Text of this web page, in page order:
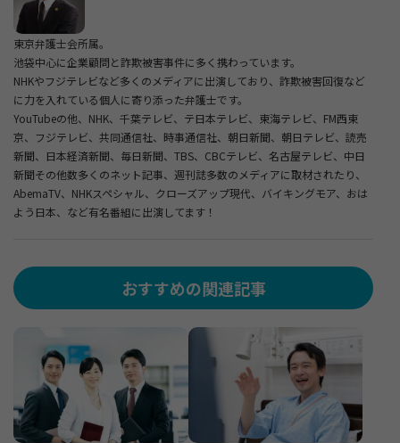
東京弁護士会所属。
池袋中心に企業顧問と詐欺被害事件に多く携わっています。
NHKやフジテレビなど多くのメディアに出演しており、詐欺被害回復など
に力を入れている個人に寄り添った弁護士です。
YouTubeの他、NHK、千葉テレビ、テ日本テレビ、東海テレビ、FM西東
京、フジテレビ、共同通信社、時事通信社、朝日新聞、朝日テレビ、読売
新聞、日本経済新聞、毎日新聞、TBS、CBCテレビ、名古屋テレビ、中日
新聞その他数多くのネット記事、週刊誌多数のメディアに取材されたり、
AbemaTV、NHKスペシャル、クローズアップ現代、バイキングモア、おは
よう日本、など有名番組に出演してます！
おすすめの関連記事